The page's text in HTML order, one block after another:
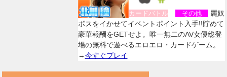
カードバトル その他
麗奴
ボスをイかせてイベントポイント入手!!貯めて
豪華報酬をGETせよ。唯一無二のAV女優総登
場の無料で遊べるエロエロ・カードゲーム。
→今すぐプレイ